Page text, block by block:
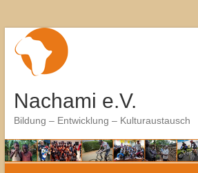
Inhalt
springen
Nachami e.V.
Bildung – Entwicklung – Kulturaustausch